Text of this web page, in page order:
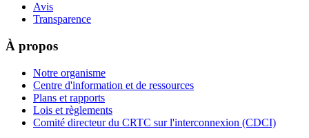
Avis
Transparence
À propos
Notre organisme
Centre d'information et de ressources
Plans et rapports
Lois et règlements
Comité directeur du CRTC sur l'interconnexion (CDCI)